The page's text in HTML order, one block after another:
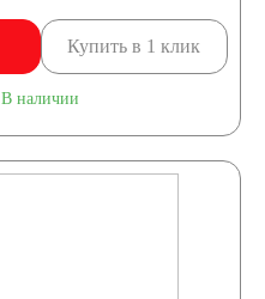
Купить в 1 клик
В наличии